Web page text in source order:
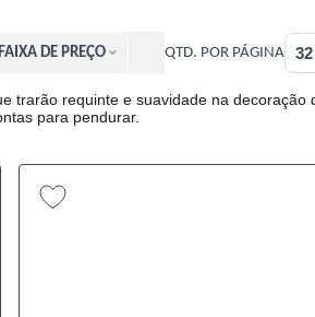
FAIXA DE PREÇO QTD. POR PÁGINA
trarão requinte e suavidade na decoração
para pendurar.